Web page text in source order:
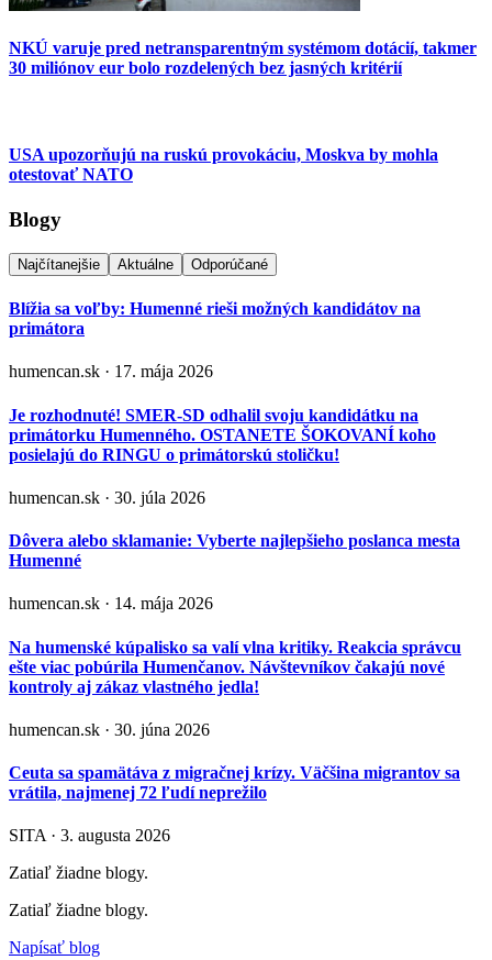
NKÚ varuje pred netransparentným systémom dotácií, takmer
30 miliónov eur bolo rozdelených bez jasných kritérií
USA upozorňujú na ruskú provokáciu, Moskva by mohla
otestovať NATO
Blogy
Najčítanejšie Aktuálne Odporúčané
Blížia sa voľby: Humenné rieši možných kandidátov na
primátora
humencan.sk · 17. mája 2026
Je rozhodnuté! SMER-SD odhalil svoju kandidátku na
primátorku Humenného. OSTANETE ŠOKOVANÍ koho
posielajú do RINGU o primátorskú stoličku!
humencan.sk · 30. júla 2026
Dôvera alebo sklamanie: Vyberte najlepšieho poslanca mesta
Humenné
humencan.sk · 14. mája 2026
Na humenské kúpalisko sa valí vlna kritiky. Reakcia správcu
ešte viac pobúrila Humenčanov. Návštevníkov čakajú nové
kontroly aj zákaz vlastného jedla!
humencan.sk · 30. júna 2026
Ceuta sa spamätáva z migračnej krízy. Väčšina migrantov sa
vrátila, najmenej 72 ľudí neprežilo
SITA · 3. augusta 2026
Zatiaľ žiadne blogy.
Zatiaľ žiadne blogy.
Napísať blog